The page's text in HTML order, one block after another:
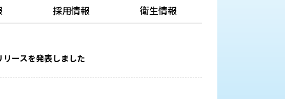
採用情報 衛生情報
ースを発表しました